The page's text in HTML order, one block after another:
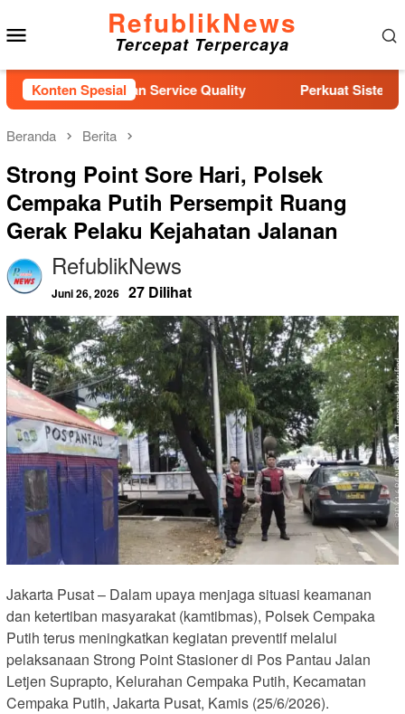
ke
konten
RefublikNews
Tercepat Terpercaya
Konten Spesial
Pelatihan Service Quality Perkuat Sistem
Beranda Berita
Strong Point Sore Hari, Polsek
Cempaka Putih Persempit Ruang
Gerak Pelaku Kejahatan Jalanan
RefublikNews
Juni 26, 2026 27 Dilihat
Jakarta Pusat – Dalam upaya menjaga situasi keamanan
dan ketertiban masyarakat (kamtibmas), Polsek Cempaka
Putih terus meningkatkan kegiatan preventif melalui
pelaksanaan Strong Point Stasioner di Pos Pantau Jalan
Letjen Suprapto, Kelurahan Cempaka Putih, Kecamatan
Cempaka Putih, Jakarta Pusat, Kamis (25/6/2026).